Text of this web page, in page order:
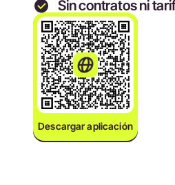
Sin contratos ni
Descargar aplicación